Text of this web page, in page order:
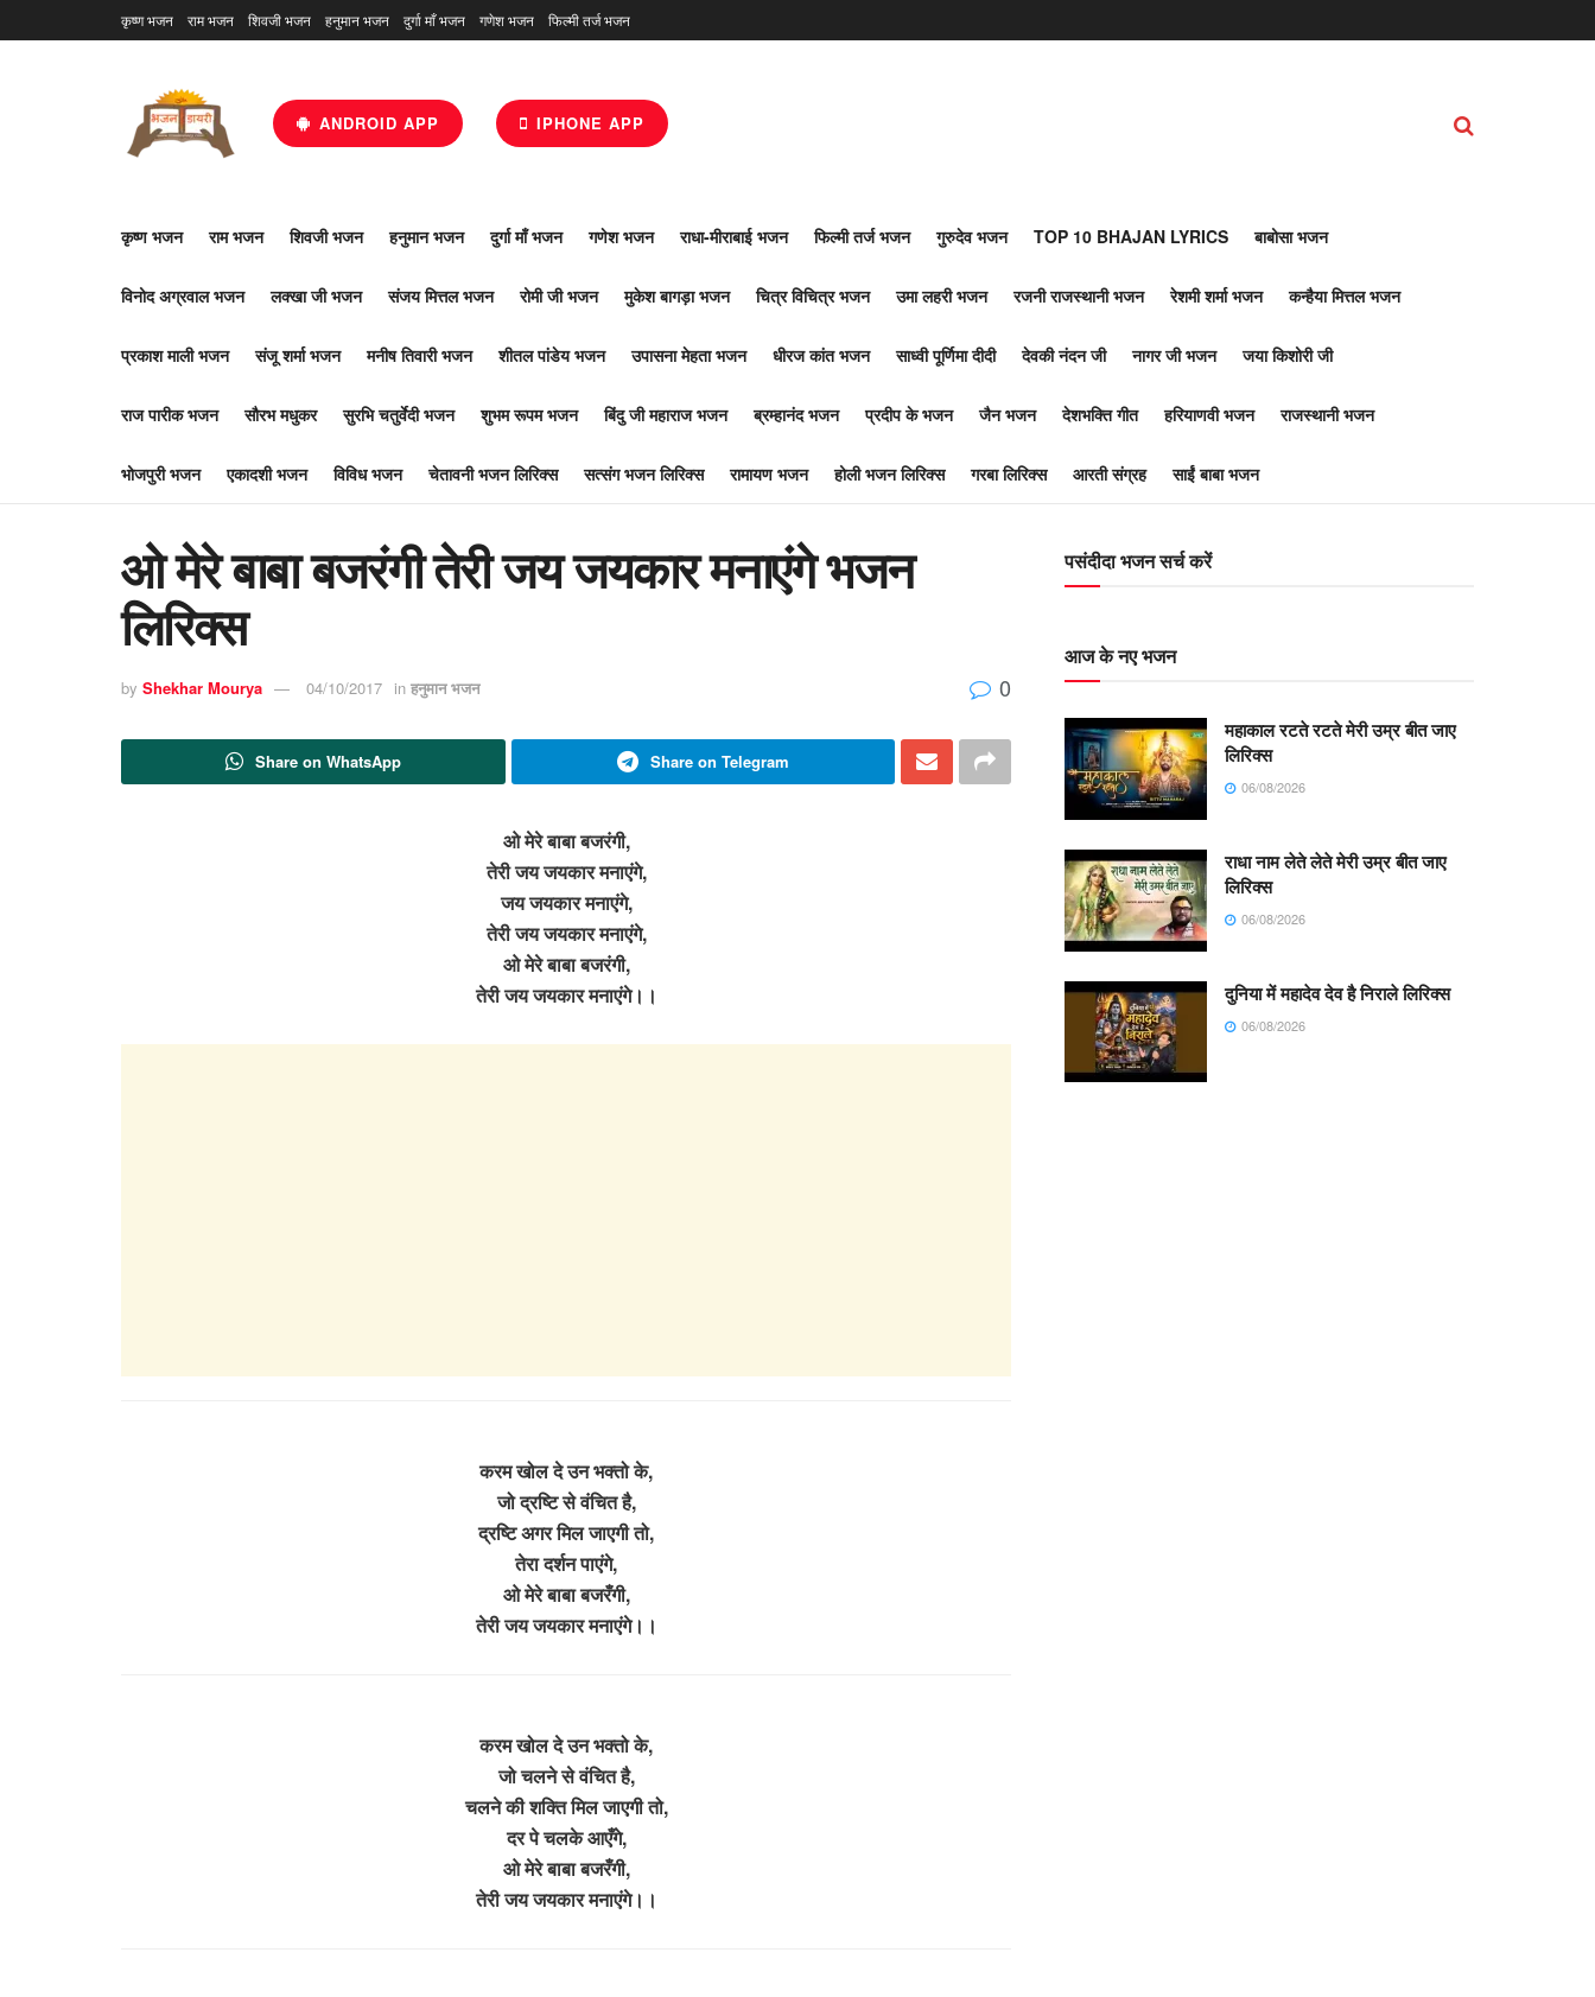
कृष्ण भजन राम भजन शिवजी भजन हनुमान भजन दुर्गा माँ भजन गणेश भजन फिल्मी तर्ज भजन
ANDROID APP IPHONE APP
कृष्ण भजन राम भजन शिवजी भजन हनुमान भजन दुर्गा माँ भजन गणेश भजन राधा-मीराबाई भजन फिल्मी तर्ज भजन गुरुदेव भजन TOP 10 BHAJAN LYRICS बाबोसा भजन
विनोद अग्रवाल भजन लक्खा जी भजन संजय मित्तल भजन रोमी जी भजन मुकेश बागड़ा भजन चित्र विचित्र भजन उमा लहरी भजन रजनी राजस्थानी भजन रेशमी शर्मा भजन कन्हैया मित्तल भजन
प्रकाश माली भजन संजू शर्मा भजन मनीष तिवारी भजन शीतल पांडेय भजन उपासना मेहता भजन धीरज कांत भजन साध्वी पूर्णिमा दीदी देवकी नंदन जी नागर जी भजन जया किशोरी जी
राज पारीक भजन सौरभ मधुकर सुरभि चतुर्वेदी भजन शुभम रूपम भजन बिंदु जी महाराज भजन ब्रम्हानंद भजन प्रदीप के भजन जैन भजन देशभक्ति गीत हरियाणवी भजन राजस्थानी भजन
भोजपुरी भजन एकादशी भजन विविध भजन चेतावनी भजन लिरिक्स सत्संग भजन लिरिक्स रामायण भजन होली भजन लिरिक्स गरबा लिरिक्स आरती संग्रह साईं बाबा भजन
ओ मेरे बाबा बजरंगी तेरी जय जयकार मनाएंगे भजन
लिरिक्स
by Shekhar Mourya 04/10/2017 in हनुमान भजन 0
Share on WhatsApp Share on Telegram
ओ मेरे बाबा बजरंगी,
तेरी जय जयकार मनाएंगे,
जय जयकार मनाएंगे,
तेरी जय जयकार मनाएंगे,
ओ मेरे बाबा बजरंगी,
तेरी जय जयकार मनाएंगे।।
करम खोल दे उन भक्तो के,
जो द्रष्टि से वंचित है,
द्रष्टि अगर मिल जाएगी तो,
तेरा दर्शन पाएंगे,
ओ मेरे बाबा बजरँगी,
तेरी जय जयकार मनाएंगे।।
करम खोल दे उन भक्तो के,
जो चलने से वंचित है,
चलने की शक्ति मिल जाएगी तो,
दर पे चलके आएँगे,
ओ मेरे बाबा बजरँगी,
तेरी जय जयकार मनाएंगे।।
पसंदीदा भजन सर्च करें
आज के नए भजन
महाकाल रटते रटते मेरी उम्र बीत जाए
लिरिक्स
06/08/2026
राधा नाम लेते लेते मेरी उम्र बीत जाए
लिरिक्स
06/08/2026
दुनिया में महादेव देव है निराले लिरिक्स
06/08/2026